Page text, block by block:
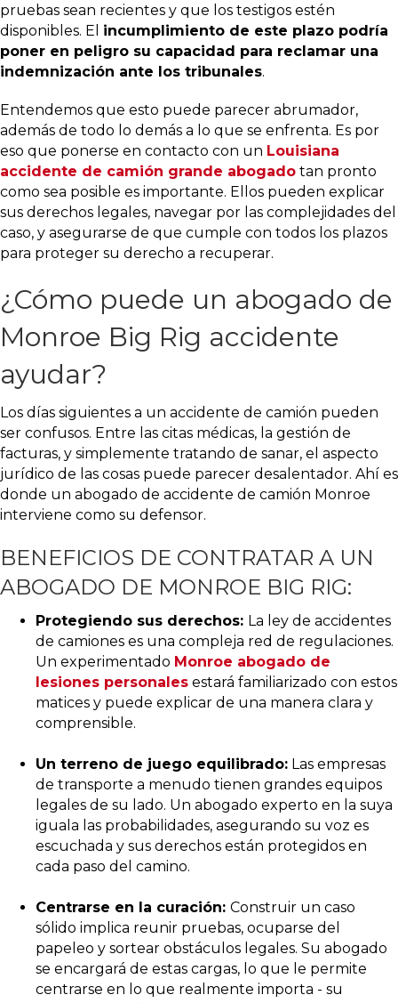
pruebas sean recientes y que los testigos estén
disponibles. El incumplimiento de este plazo podría
poner en peligro su capacidad para reclamar una
indemnización ante los tribunales.
Entendemos que esto puede parecer abrumador,
además de todo lo demás a lo que se enfrenta. Es por
eso que ponerse en contacto con un Louisiana
accidente de camión grande abogado tan pronto
como sea posible es importante. Ellos pueden explicar
sus derechos legales, navegar por las complejidades del
caso, y asegurarse de que cumple con todos los plazos
para proteger su derecho a recuperar.
¿Cómo puede un abogado de
Monroe Big Rig accidente
ayudar?
Los días siguientes a un accidente de camión pueden
ser confusos. Entre las citas médicas, la gestión de
facturas, y simplemente tratando de sanar, el aspecto
jurídico de las cosas puede parecer desalentador. Ahí es
donde un abogado de accidente de camión Monroe
interviene como su defensor.
BENEFICIOS DE CONTRATAR A UN
ABOGADO DE MONROE BIG RIG:
Protegiendo sus derechos: La ley de accidentes
de camiones es una compleja red de regulaciones.
Un experimentado Monroe abogado de
lesiones personales estará familiarizado con estos
matices y puede explicar de una manera clara y
comprensible.
Un terreno de juego equilibrado: Las empresas
de transporte a menudo tienen grandes equipos
legales de su lado. Un abogado experto en la suya
iguala las probabilidades, asegurando su voz es
escuchada y sus derechos están protegidos en
cada paso del camino.
Centrarse en la curación: Construir un caso
sólido implica reunir pruebas, ocuparse del
papeleo y sortear obstáculos legales. Su abogado
se encargará de estas cargas, lo que le permite
centrarse en lo que realmente importa - su